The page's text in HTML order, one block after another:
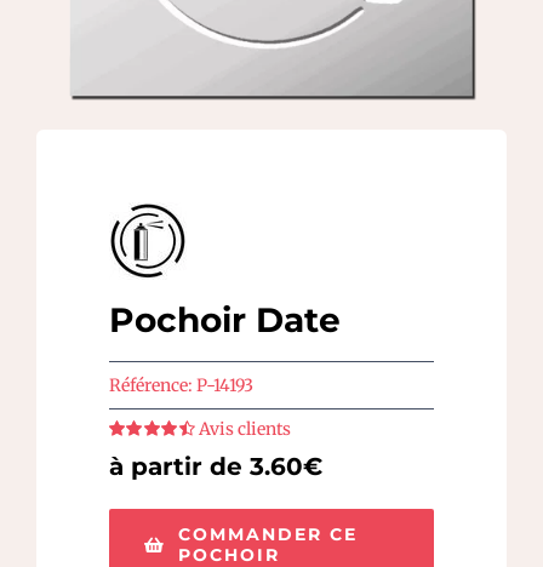
Pochoir Date
Référence: P-14193
Note
sur
5
Avis clients
à partir de 3.60€
COMMANDER CE
POCHOIR